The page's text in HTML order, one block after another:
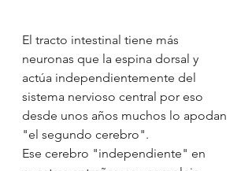
El tracto intestinal tiene más
neuronas que la espina dorsal y
actúa independientemente del
sistema nervioso central por eso
desde unos años muchos lo apodan
"el segundo cerebro".
Ese cerebro "independiente" en